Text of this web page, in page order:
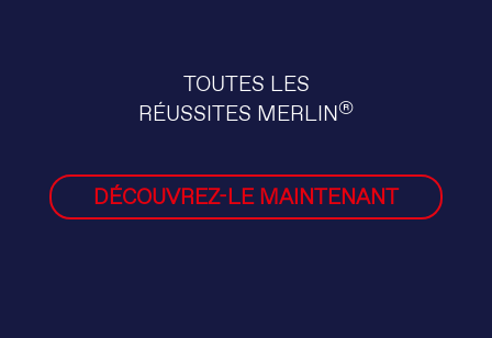
TOUTES LES
RÉUSSITES MERLIN®
DÉCOUVREZ-LE MAINTENANT